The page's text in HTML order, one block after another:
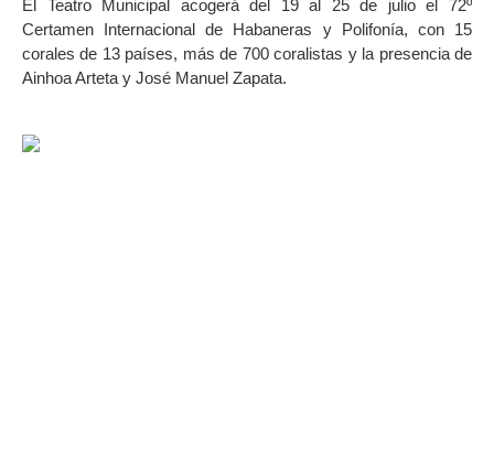
El Teatro Municipal acogerá del 19 al 25 de julio el 72º
Certamen Internacional de Habaneras y Polifonía, con 15
corales de 13 países, más de 700 coralistas y la presencia de
Ainhoa Arteta y José Manuel Zapata.